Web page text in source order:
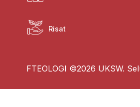
Risat
FTEOLOGI ©2026 UKSW.